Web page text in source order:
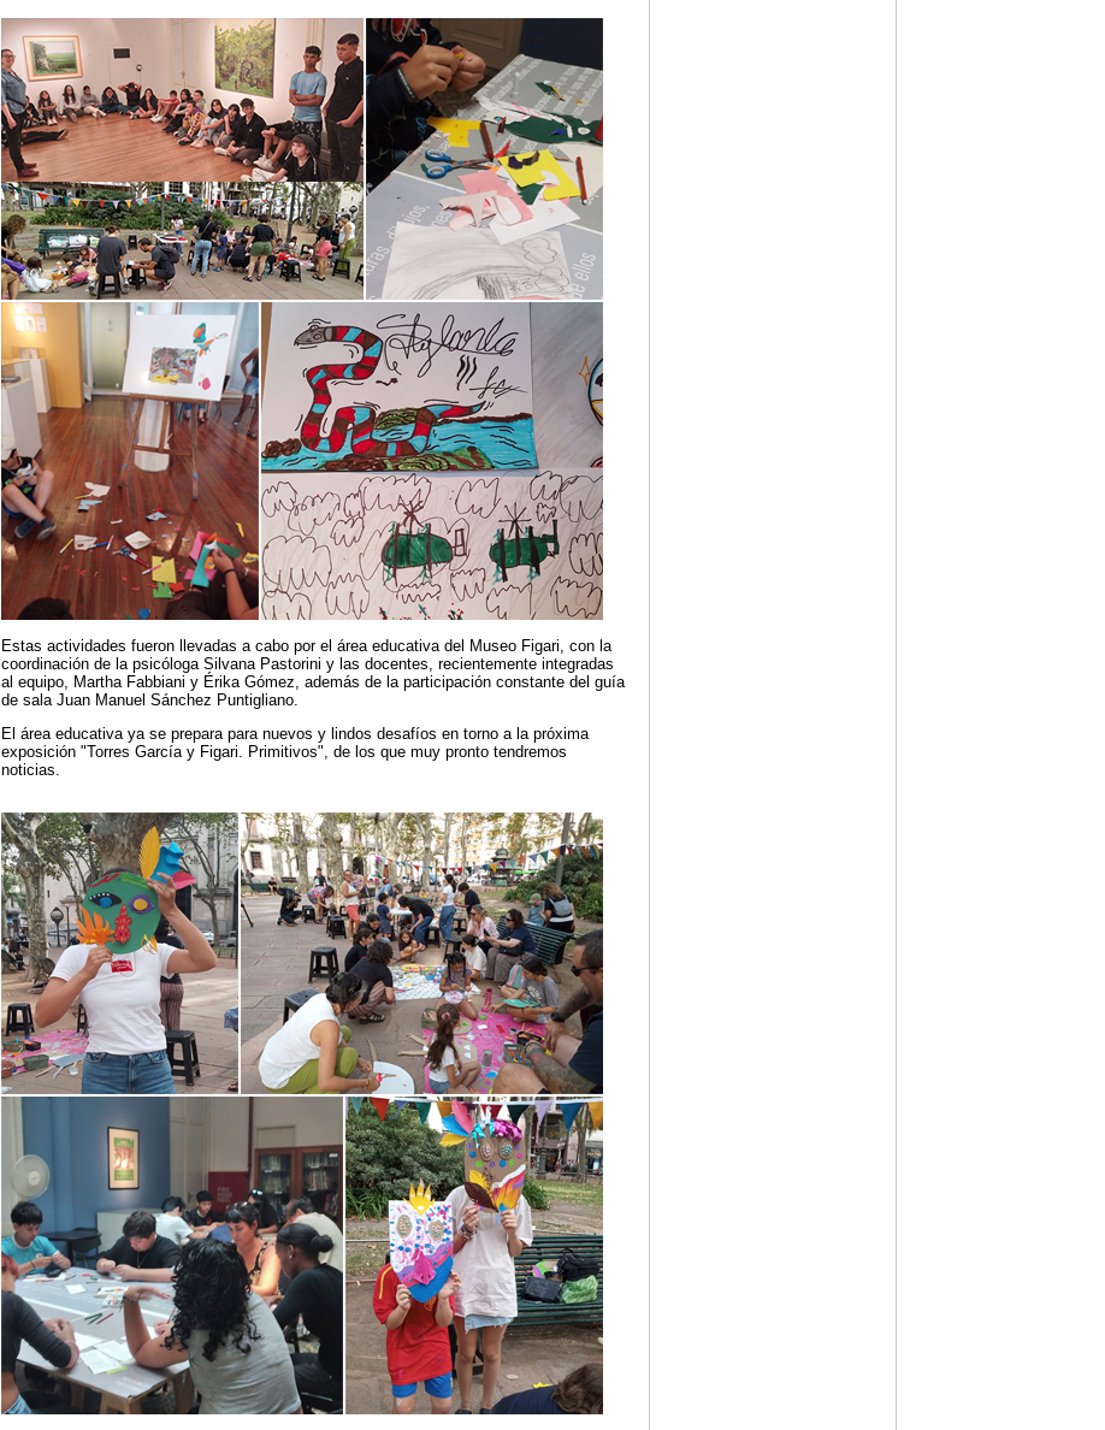
Estas actividades fueron llevadas a cabo por el área educativa del Museo Figari, con la
coordinación de la psicóloga Silvana Pastorini y las docentes, recientemente integradas
al equipo, Martha Fabbiani y Érika Gómez, además de la participación constante del guía
de sala Juan Manuel Sánchez Puntigliano.
El área educativa ya se prepara para nuevos y lindos desafíos en torno a la próxima
exposición "Torres García y Figari. Primitivos", de los que muy pronto tendremos
noticias.